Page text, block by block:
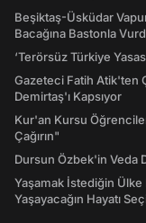
Beşiktaş-Üsküdar
Bacağına Bastonla
‘Terörsüz Türkiye
Gazeteci Fatih Atik'ten
Demirtaş'ı Kapsıyor
Kur'an Kursu
Çağırın"
Dursun Özbek'in Veda
Yaşamak İstediğin
Yaşayacağın Hayatı